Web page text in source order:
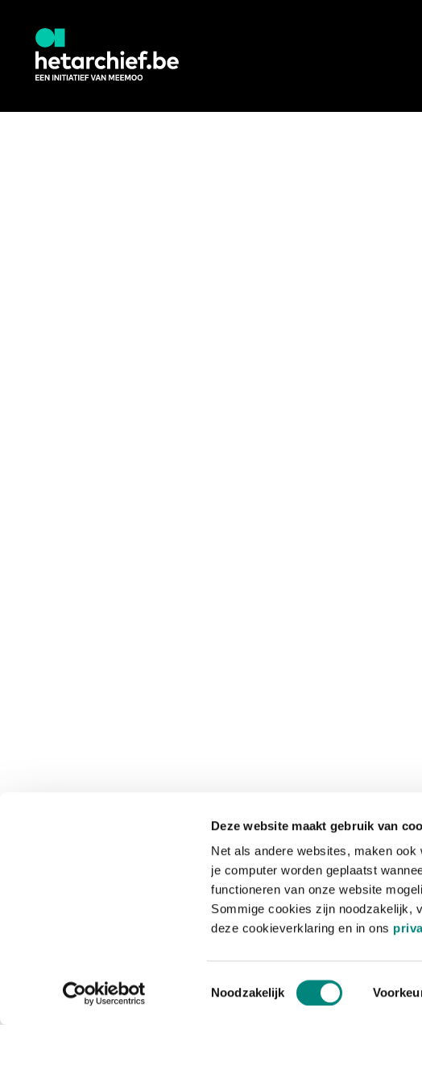
Deze website maakt gebruik van
Net als andere websites, maken
je computer worden geplaatst
functioneren van onze website
Sommige cookies zijn noodzakelijk,
deze cookieverklaring en in ons
Toestemmingsselectie
Noodzakelijk